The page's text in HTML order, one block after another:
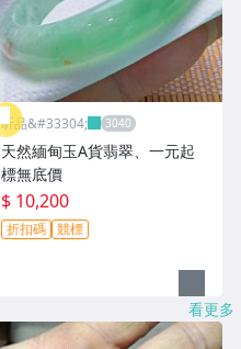
昕品&#33304;
天然緬甸玉A貨翡翠、一元起
標無底價
$ 10,200
折扣碼 競標
看更多